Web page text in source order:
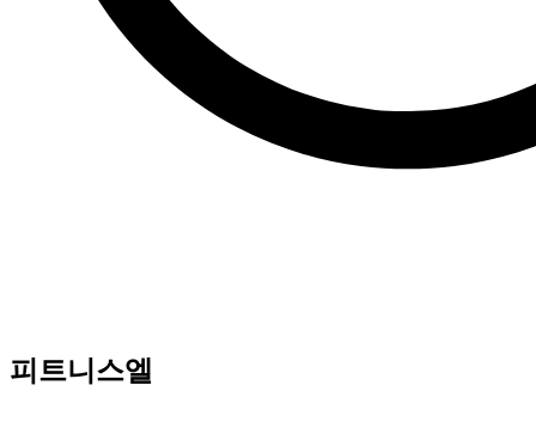
피트니스엘